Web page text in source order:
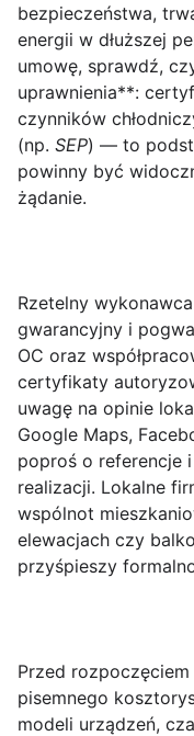
bezpieczeństwa,
energii w dłuższej
umowę, sprawdź,
uprawnienia**:
czynników
(np. SEP) — to
powinny być
żądanie.
Rzetelny
gwarancyjny i
OC oraz
certyfikaty
uwagę na opinie
Google Maps,
poproś o referencje
realizacji. Lokalne
wspólnot
elewacjach czy
przyśpieszy
Przed
pisemnego
modeli urządzeń,